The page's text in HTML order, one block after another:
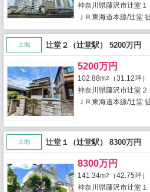
神奈川県藤沢市辻堂１
ＪＲ東海道本線/辻堂
土地 辻堂２（辻堂駅） 5200万円
5200万円
102.88m2
（31.12坪）
神奈川県藤沢市辻堂２
ＪＲ東海道本線/辻堂
土地 辻堂１（辻堂駅） 8300万円
8300万円
141.34m2
（42.75坪）
神奈川県藤沢市辻堂１